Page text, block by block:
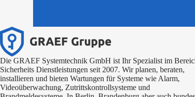
Die GRAEF Systemtechnik GmbH ist Ihr Spezialist im
Sicherheits Dienstleistungen seit 2007. Wir planen, beraten,
installieren und bieten Wartungen für Systeme wie Alarm,
Videoüberwachung, Zutrittskontrollsysteme und